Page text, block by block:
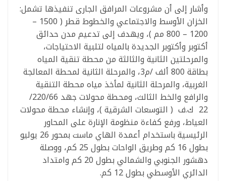
وأشار إلى أن مشروعات المرافق الجارى تنفيذها تشمل:
الخزان الأوسط والاجتماعي والخطوط قطر ( 1500 –
1200 – 800 مم )، ويهدف إلى تدعيم مدن حدائق
أكتوبر وأكتوبر الجديدة بالمياه لتلبية الاحتياجات،
والمرحلتين الثانية والثالثة من محطة تنقية المياه
بطاقة 800 ألف /م3، والمرحلة الثانية لمحطة المعالجة
الغربية، والمرحلة الثانية لمأخذ مياه محطة التنقية
والرافع والخط الثالث، ومحطة محولات جهد 220/66/
22 ك.ف ( التوسعات الشرقية )، وإنشاء محطة محولات
العياط، ورفع كفاءة منظومة الإنارة على المحاور
الرئيسية باستخدام أعمدة الهاي ماست بمحور 26 يوليو
بطول 16 كم وطريق الواحات بطول 25 كم، ووصلة
دهشور الجنوبي والشمالي بطول 20 كم وامتداد
الدائري الأوسطي بطول 12 كم.